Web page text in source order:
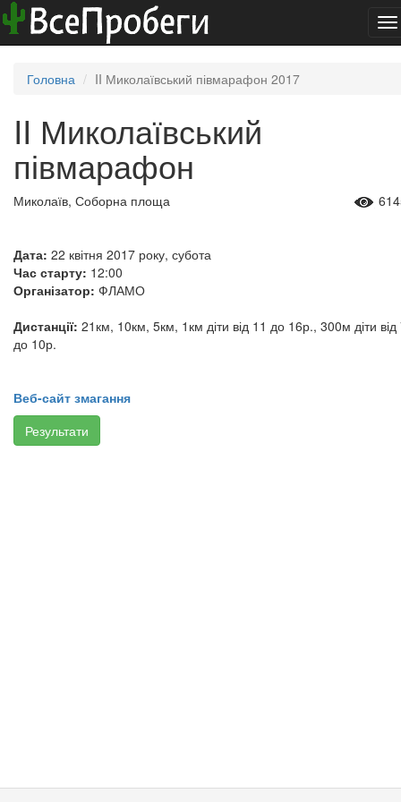
Головна II Миколаївський півмарафон 2017
II Миколаївський
півмарафон
Миколаїв, Соборна площа
Дата: 22 квітня 2017 року, субота
Час старту: 12:00
Організатор: ФЛАМО
Дистанції: 21км, 10км, 5км, 1км діти від 11 до 16р., 300м діти від
до 10р.
Веб-сайт змагання
Результати